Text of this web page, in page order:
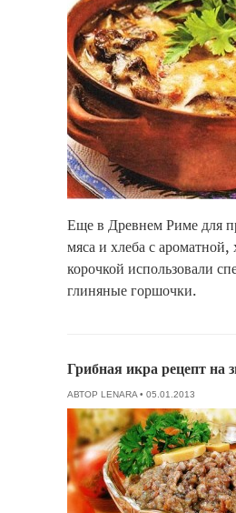
Еще в Древнем Риме для
мяса и хлеба с ароматной,
корочкой использовали
глиняные горшочки.
Грибная икра рецепт на
АВТОР LENARA• 05.01.2013